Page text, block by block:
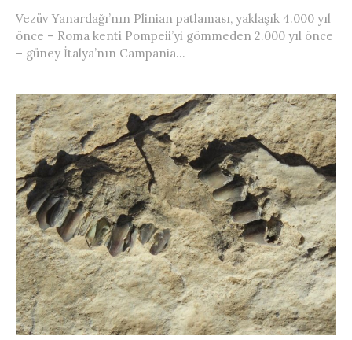
Vezüv Yanardağı’nın Plinian patlaması, yaklaşık 4.000 yıl
önce – Roma kenti Pompeii’yi gömmeden 2.000 yıl önce
– güney İtalya’nın Campania...